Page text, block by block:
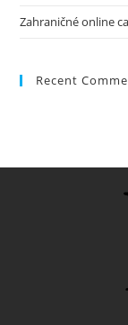
Zahraničné online
Recent